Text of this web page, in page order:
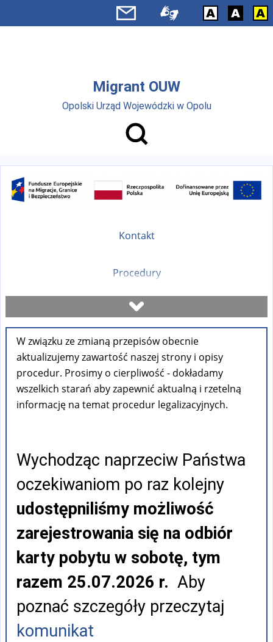
Przejdź do menu głównego
Migrant OUW
Opolski Urząd Wojewódzki w Opolu
Kontakt
Procedury
Umów się na wizytę
Sprawdź stan sprawy
Formularze
FAQ
Pouczenia
W związku ze zmianą przepisów obecnie
aktualizujemy zawartość naszej strony i opisy
procedur. Prosimy o cierpliwość - dokładamy
wszelkich starań aby zapewnić aktualną i rzetelną
informację na temat procedur legalizacyjnych.
Wychodząc naprzeciw Państwa
oczekiwaniom po raz kolejny
udostępniliśmy możliwość
zarejestrowania się na odbiór
karty pobytu w sobotę, tym
razem 25.07.2026 r. Aby
poznać szczegóły przeczytaj
komunikat